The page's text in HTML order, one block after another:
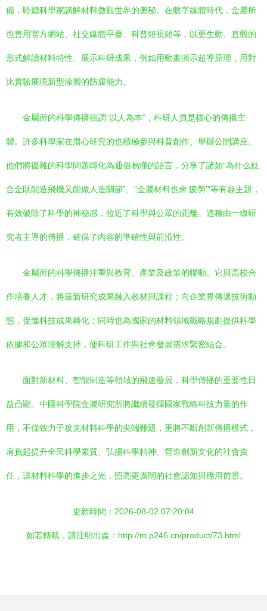
備，聆聽科學家講解材料微觀世界的奧秘。在數字媒體時代，金屬所
也善用官方網站、社交媒體平臺、科普短視頻等，以更生動、直觀的
形式解讀材料特性、展示科研成果，例如用動畫演示超導原理，用對
比實驗展現新型涂層的防腐能力。
金屬所的科學傳播強調“以人為本”，科研人員是核心的傳播主
體。許多科學家在潛心研究的也積極參與科普創作、舉辦公開講座。
他們將復雜的科學問題轉化為通俗易懂的語言，分享了諸如“為什么鈦
合金既能造飛機又能做人造關節”、“金屬材料也會‘疲勞’”等有趣主題，
有效破除了科學的神秘感，拉近了科學與公眾的距離。這種由一線研
究者主導的傳播，確保了內容的準確性與前沿性。
金屬所的科學傳播注重與教育、產業及政策的聯動。它與高校合
作培養人才，將最新研究成果融入教材與課程；向企業界傳遞技術動
態，促進科技成果轉化；同時也為國家的材料領域戰略規劃提供科學
依據和公眾理解支持，使科研工作與社會發展需求緊密結合。
面對新材料、智能制造等領域的飛速發展，科學傳播的重要性日
益凸顯。中國科學院金屬研究所將繼續發揮國家戰略科技力量的作
用，不僅致力于攻克材料科學的尖端難題，更將不斷創新傳播模式，
肩負起提升全民科學素質、弘揚科學精神、營造創新文化的社會責
任，讓材料科學的進步之光，照亮更廣闊的社會認知與應用前景。
更新時間：2026-08-02 07:20:04
如若轉載，請注明出處：http://m.p246.cn/product/73.html